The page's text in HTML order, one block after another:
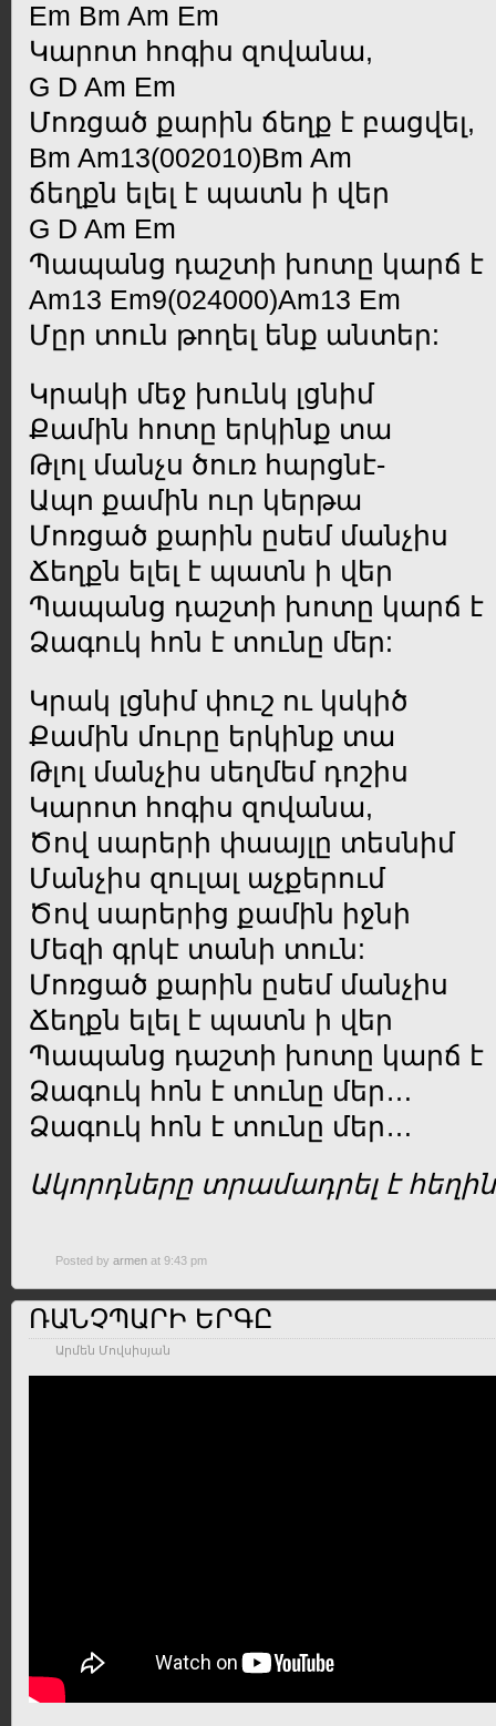
Em Bm Am Em
Կարոտ հոգիս զովանա,
G D Am Em
Մոռցած քարին ճեղք է բացվել,
Bm Am13(002010)Bm Am
ճեղքն ելել է պատն ի վեր
G D Am Em
Պապանց դաշտի խոտը կարճ է
Am13 Em9(024000)Am13 Em
Մըր տուն թողել ենք անտեր:
Կրակի մեջ խունկ լցնիմ
Քամին հոտը երկինք տա
Թլոլ մանչս ծուռ հարցնէ-
Ապո քամին ուր կերթա
Մոռցած քարին ըսեմ մանչիս
Ճեղքն ելել է պատն ի վեր
Պապանց դաշտի խոտը կարճ է
Ձագուկ հոն է տունը մեր:
Կրակ լցնիմ փուշ ու կսկիծ
Քամին մուրը երկինք տա
Թլոլ մանչիս սեղմեմ դոշիս
Կարոտ հոգիս զովանա,
Ծով սարերի փաայլը տեսնիմ
Մանչիս զուլալ աչքերում
Ծով սարերից քամին իջնի
Մեզի գրկէ տանի տուն:
Մոռցած քարին ըսեմ մանչիս
Ճեղքն ելել է պատն ի վեր
Պապանց դաշտի խոտը կարճ է
Ձագուկ հոն է տունը մեր…
Ձագուկ հոն է տունը մեր…
Ակորդները տրամադրել է
Posted by armen at 9:43 pm
ՌԱՆՉՊԱՐԻ ԵՐԳԸ
Արմեն Մովսիսյան